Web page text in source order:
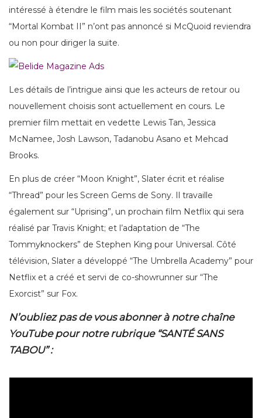
intéressé à étendre le film mais les sociétés soutenant
“Mortal Kombat II” n’ont pas annoncé si McQuoid reviendra
ou non pour diriger la suite.
Les détails de l’intrigue ainsi que les acteurs de retour ou
nouvellement choisis sont actuellement en cours. Le
premier film mettait en vedette Lewis Tan, Jessica
McNamee, Josh Lawson, Tadanobu Asano et Mehcad
Brooks.
En plus de créer “Moon Knight”, Slater écrit et réalise
“Thread” pour les Screen Gems de Sony. Il travaille
également sur “Uprising”, un prochain film Netflix qui sera
réalisé par Travis Knight; et l’adaptation de “The
Tommyknockers” de Stephen King pour Universal. Côté
télévision, Slater a développé “The Umbrella Academy” pour
Netflix et a créé et servi de co-showrunner sur “The
Exorcist” sur Fox.
N’oubliez pas de vous abonner à notre chaîne
YouTube pour notre rubrique “SANTÉ SANS
TABOU” :